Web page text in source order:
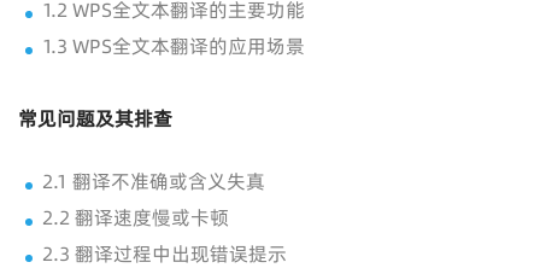
1.2 WPS全文本翻译的主要功能
1.3 WPS全文本翻译的应用场景
常见问题及其排查
2.1 翻译不准确或含义失真
2.2 翻译速度慢或卡顿
2.3 翻译过程中出现错误提示